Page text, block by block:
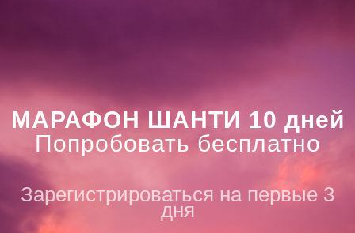
МАРАФОН ШАНТИ 10 дней
Попробовать бесплатно
Зарегистрироваться на первые 3
дня